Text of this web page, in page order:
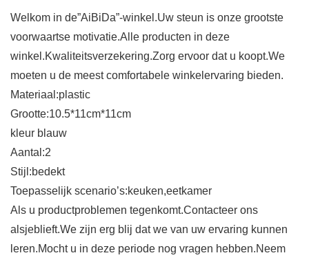
Welkom in de”AiBiDa”-winkel.Uw steun is onze grootste
voorwaartse motivatie.Alle producten in deze
winkel.Kwaliteitsverzekering.Zorg ervoor dat u koopt.We
moeten u de meest comfortabele winkelervaring bieden.
Materiaal:plastic
Grootte:10.5*11cm*11cm
kleur blauw
Aantal:2
Stijl:bedekt
Toepasselijk scenario’s:keuken,eetkamer
Als u productproblemen tegenkomt.Contacteer ons
alsjeblieft.We zijn erg blij dat we van uw ervaring kunnen
leren.Mocht u in deze periode nog vragen hebben.Neem